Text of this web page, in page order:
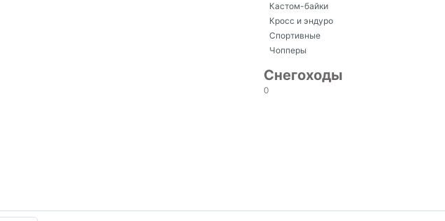
Кастом-байки
Кросс и эндуро
Спортивные
Чопперы
Снегоходы
0